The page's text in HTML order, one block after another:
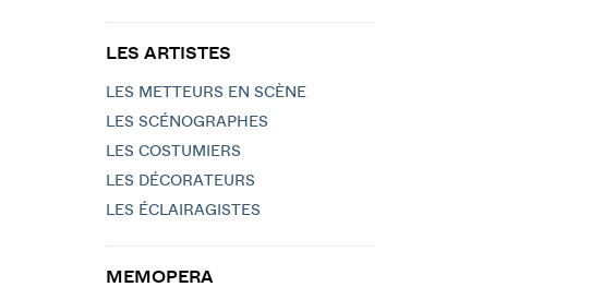
LES ARTISTES
LES METTEURS EN SCÈNE
LES SCÉNOGRAPHES
LES COSTUMIERS
LES DÉCORATEURS
LES ÉCLAIRAGISTES
MEMOPERA